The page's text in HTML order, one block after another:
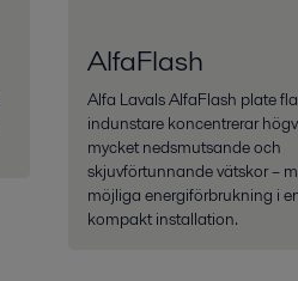
AlfaFlash
Alfa Lavals AlfaFlash plate
indunstare koncentrerar
mycket nedsmutsande och
skjuvförtunnande vätskor –
möjliga energiförbrukning i
kompakt installation.